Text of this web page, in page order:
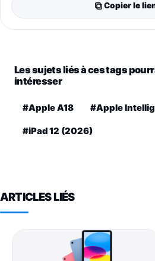
Copier le
Les sujets liés à ces tags
intéresser
#Apple A18 #Apple
#iPad 12 (2026)
ARTICLES LIÉS